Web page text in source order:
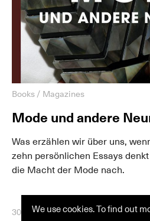
We use cookies. To find out
Books / Magazines
Mode und andere
Was erzählen wir über uns,
zehn persönlichen Essays
die Macht der Mode nach.
30 April 2020